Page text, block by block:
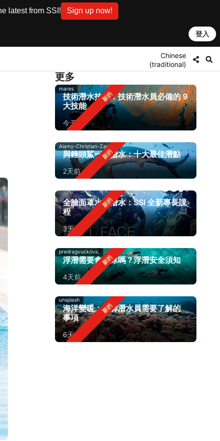
latest from SSI! Sign up now!
登入
Chinese
(traditional)
更多
mares
技術潛水技能：技術潛水員必備的 9
大技能
今天
Alamy-Christian-Zappel
與錘頭鯊一同潛水：十大最佳潛點
2天前
全臉面罩水肺潛水：SSI 全新專長課
程
3天前
predragvuckovic
浮潛需要會游泳嗎？浮潛安全須知
4天前
unsplash
海洋變暖：水肺潛水員需要了解的
事項
6天前